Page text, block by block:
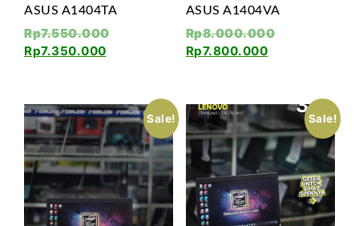
ASUS A1404TA
Rp7.550.000
Rp7.350.000
ASUS A1404VA
Rp8.000.000
Rp7.800.000
Sale! Sale!